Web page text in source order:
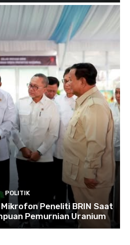
POLITIK
Peneliti BRIN Saat
Pemurnian Uranium